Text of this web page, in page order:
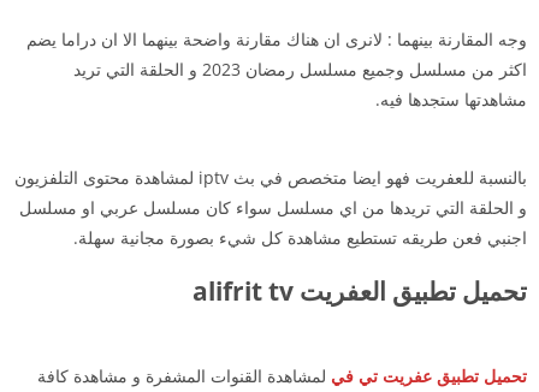
وجه المقارنة بينهما : لانرى ان هناك مقارنة واضحة بينهما الا ان دراما يضم
اكثر من مسلسل وجميع مسلسل رمضان 2023 و الحلقة التي تريد
مشاهدتها ستجدها فيه.
بالنسبة للعفريت فهو ايضا متخصص في بث iptv لمشاهدة محتوى التلفزيون
و الحلقة التي تريدها من اي مسلسل سواء كان مسلسل عربي او مسلسل
اجنبي فعن طريقه تستطيع مشاهدة كل شيء بصورة مجانية سهلة.
تحميل تطبيق العفريت alifrit tv
تحميل تطبيق عفريت تي في لمشاهدة القنوات المشفرة و مشاهدة كافة